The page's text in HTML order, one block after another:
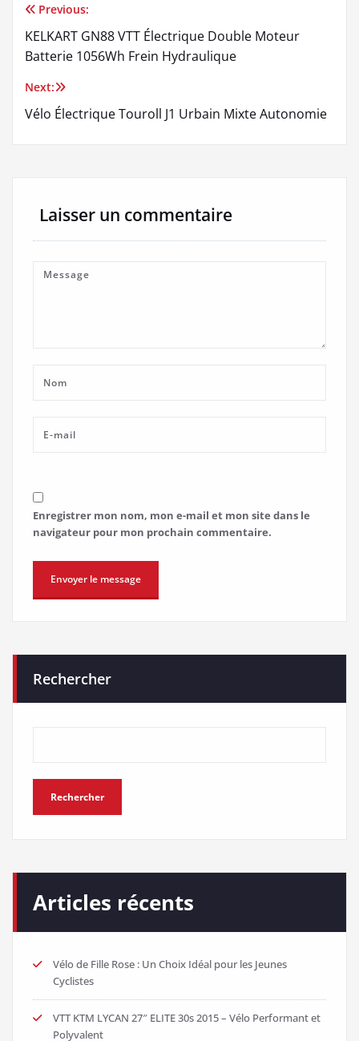
Navigation
de
l’article
Previous:
KELKART GN88 VTT Électrique Double Moteur
Batterie 1056Wh Frein Hydraulique
Next:
Vélo Électrique Touroll J1 Urbain Mixte Autonomie
Laisser un commentaire
Enregistrer mon nom, mon e-mail et mon site dans le
navigateur pour mon prochain commentaire.
Rechercher
Rechercher
Articles récents
Vélo de Fille Rose : Un Choix Idéal pour les Jeunes
Cyclistes
VTT KTM LYCAN 27″ ELITE 30s 2015 – Vélo Performant et
Polyvalent